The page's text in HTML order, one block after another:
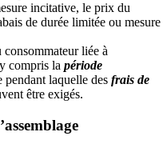
incitative, le prix du
de durée limitée ou mesure
liée à
compris la période
laquelle des frais de
être exigés.